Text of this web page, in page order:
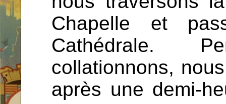
Chapelle et
Cathédrale.
collationnons,
après une demi-